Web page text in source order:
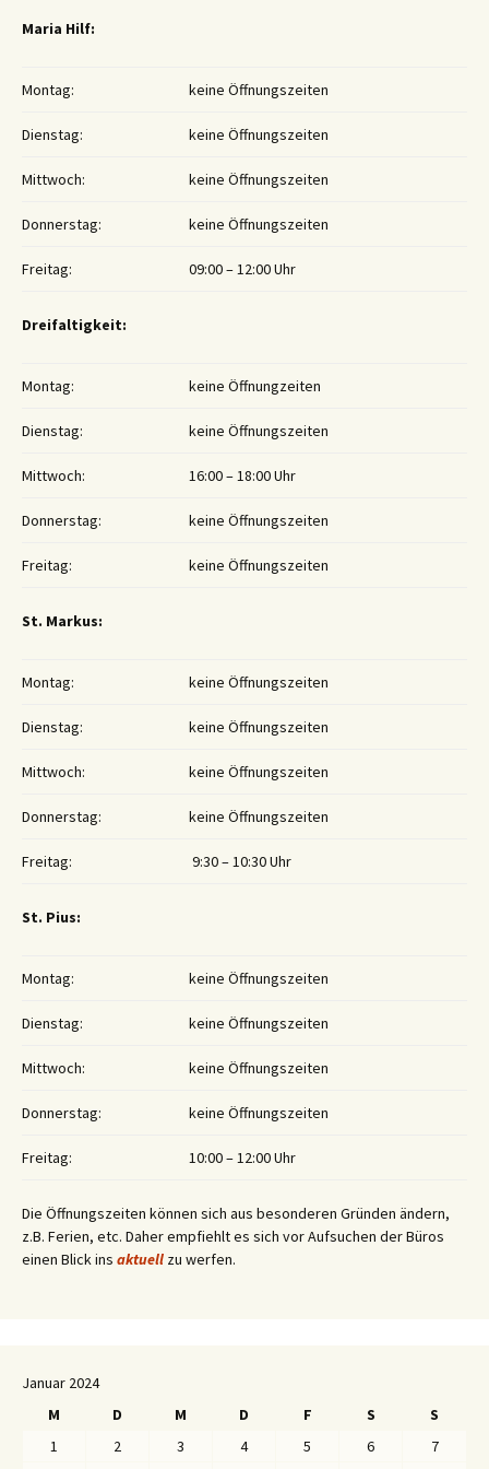
Maria Hilf:
Montag: keine Öffnungszeiten
Dienstag: keine Öffnungszeiten
Mittwoch: keine Öffnungszeiten
Donnerstag: keine Öffnungszeiten
Freitag: 09:00 – 12:00 Uhr
Dreifaltigkeit:
Montag: keine Öffnungzeiten
Dienstag: keine Öffnungszeiten
Mittwoch: 16:00 – 18:00 Uhr
Donnerstag: keine Öffnungszeiten
Freitag: keine Öffnungszeiten
St. Markus:
Montag: keine Öffnungszeiten
Dienstag: keine Öffnungszeiten
Mittwoch: keine Öffnungszeiten
Donnerstag: keine Öffnungszeiten
Freitag: 9:30 – 10:30 Uhr
St. Pius:
Montag: keine Öffnungszeiten
Dienstag: keine Öffnungszeiten
Mittwoch: keine Öffnungszeiten
Donnerstag: keine Öffnungszeiten
Freitag: 10:00 – 12:00 Uhr
Die Öffnungszeiten können sich aus besonderen Gründen ändern,
z.B. Ferien, etc. Daher empfiehlt es sich vor Aufsuchen der Büros
einen Blick ins aktuell zu werfen.
Januar 2024
M
D M D F S
S
1
2 3 4 5 6
7